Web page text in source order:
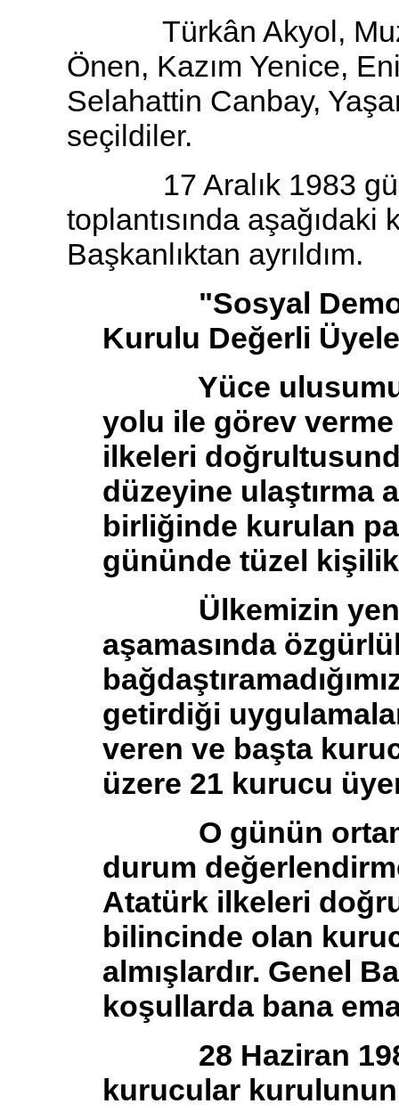
Türkân Akyol,
Önen, Kazım Yenice,
Selahattin Canbay,
seçildiler.
17 Aralık 1983
toplantısında
Başkanlıktan ayrıldım.
"Sosyal
Kurulu Değerli
Yüce
yolu ile görev
ilkeleri
düzeyine ulaştırma
birliğinde kurulan
gününde tüzel kişilik
Ülkemizin
aşamasında
getirdiği
veren ve başta
üzere 21 kurucu
O günün ortam
durum
Atatürk ilkeleri
bilincinde olan
almışlardır. Genel
koşullarda bana
28 Haziran
kurucular